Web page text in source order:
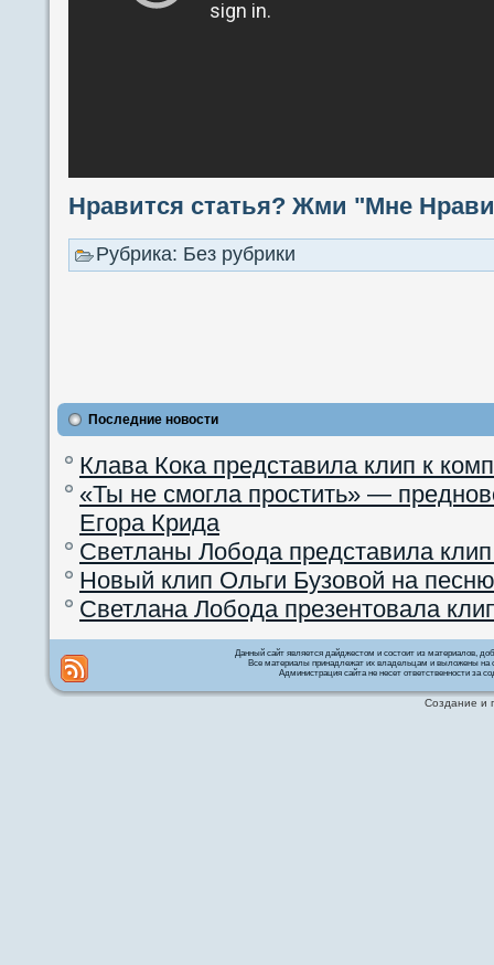
Нравится статья? Жми "Мне
Рубрика: Без рубрики
Последние новости
Клава Кока представила клип к
«Ты не смогла простить» —
Егора Крида
Светланы Лобода представила
Новый клип Ольги Бузовой на
Светлана Лобода презентовала
Данный сайт является дайджестом и состоит из материалов,
Все материалы принадлежат их владельцам и выложены на
Администрация сайта не несет ответственности за
Создание и